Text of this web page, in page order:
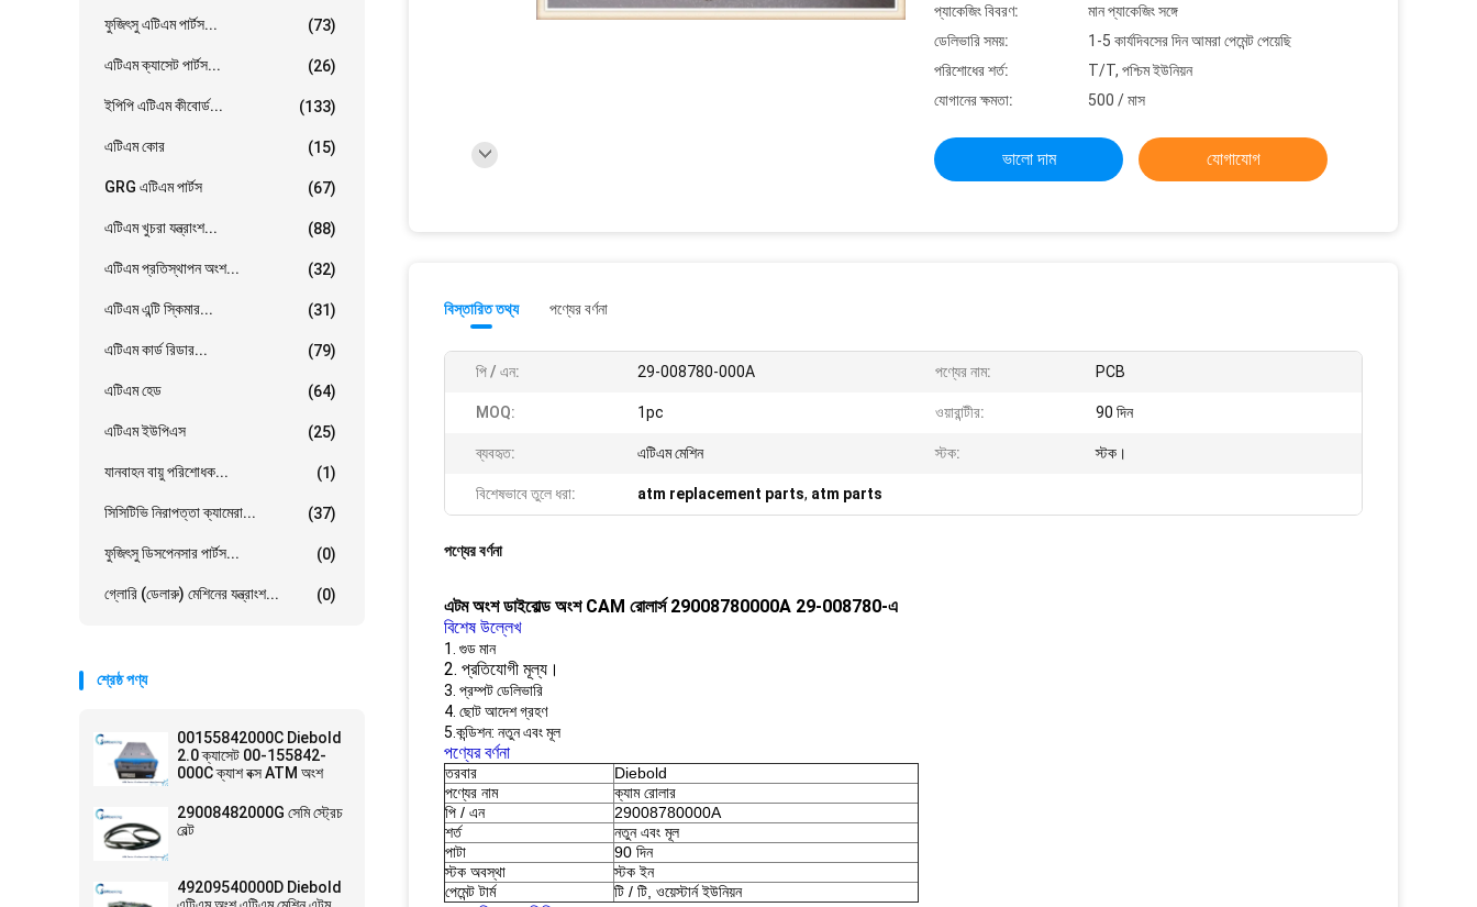
ফুজিৎসু এটিএম পার্টস... (73)
এটিএম ক্যাসেট পার্টস... (26)
ইপিপি এটিএম কীবোর্ড... (133)
এটিএম কোর (15)
GRG এটিএম পার্টস (67)
এটিএম খুচরা যন্ত্রাংশ... (88)
এটিএম প্রতিস্থাপন অংশ... (32)
এটিএম এন্টি স্কিমার... (31)
এটিএম কার্ড রিডার... (79)
এটিএম হেড (64)
এটিএম ইউপিএস (25)
যানবাহন বায়ু পরিশোধক... (1)
সিসিটিভি নিরাপত্তা ক্যামেরা... (37)
ফুজিৎসু ডিসপেনসার পার্টস... (0)
গ্লোরি (ডেলারু) মেশিনের যন্ত্রাংশ... (0)
শ্রেষ্ঠ পণ্য
00155842000C Diebold
2.0 ক্যাসেট 00-155842-
000C ক্যাশ বক্স ATM অংশ
29008482000G সেমি স্ট্রেচ
বেল্ট
49209540000D Diebold
প্যাকেজিং বিবরণ:
মান প্যাকেজিং সঙ্গে
ডেলিভারি সময়:
1-5 কার্যদিবসের দিন আমরা পেমেন্ট পেয়েছি
পরিশোধের শর্ত:
T/T, পশ্চিম ইউনিয়ন
যোগানের ক্ষমতা:
500 / মাস
ভালো দাম যোগাযোগ
বিস্তারিত তথ্য পণ্যের বর্ণনা
পি / এন: 29-008780-000A পণ্যের নাম: PCB
MOQ: 1pc ওয়ারান্টীর: 90 দিন
ব্যবহৃত: এটিএম মেশিন স্টক: স্টক।
বিশেষভাবে তুলে ধরা: atm replacement parts, atm parts
পণ্যের বর্ণনা
এটম অংশ ডাইবোল্ড অংশ CAM রোলার্স 29008780000A 29-008780-এ
বিশেষ উল্লেখ
1. গুড মান
2. প্রতিযোগী মূল্য।
3. প্রম্পট ডেলিভারি
4. ছোট আদেশ গ্রহণ
5.কন্ডিশন: নতুন এবং মূল
পণ্যের বর্ণনা
তরবার
Diebold
পণ্যের নাম
ক্যাম রোলার
পি / এন
29008780000A
শর্ত
নতুন এবং মূল
পাটা
90 দিন
স্টক অবস্থা
স্টক ইন
পেমেন্ট টার্ম
টি / টি, ওয়েস্টার্ন ইউনিয়ন